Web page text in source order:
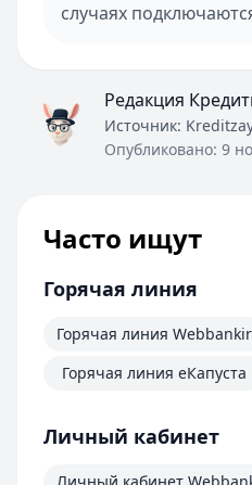
случаях
Редакция
Источник:
Опубликовано: 9
Часто ищут
Горячая линия
Горячая линия Webbankir
Горячая линия еКапуста
Личный кабинет